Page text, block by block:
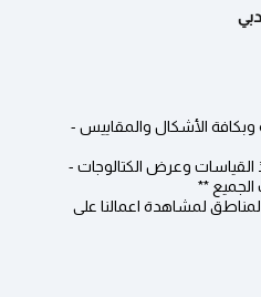
وبكافة الأشكال والمقاييس -
القياسات وعرض الكتالوجات -
**
لمشاهدة اعمالنا على